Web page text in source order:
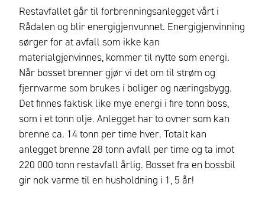
Restavfallet går til forbrenningsanlegget vårt i
Rådalen og blir energigjenvunnet. Energigjenvinning
sørger for at avfall som ikke kan
materialgjenvinnes, kommer til nytte som energi.
Når bosset brenner gjør vi det om til strøm og
fjernvarme som brukes i boliger og næringsbygg.
Det finnes faktisk like mye energi i fire tonn boss,
som i et tonn olje. Anlegget har to ovner som kan
brenne ca. 14 tonn per time hver. Totalt kan
anlegget brenne 28 tonn avfall per time og ta imot
220 000 tonn restavfall årlig. Bosset fra en bossbil
gir nok varme til en husholdning i 1, 5 år!